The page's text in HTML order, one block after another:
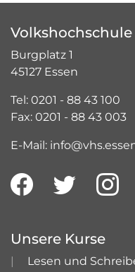
Volkshochschule
Burgplatz 1
45127 Essen
Tel: 0201 - 88 43 100
Fax: 0201 - 88 43 003
E-Mail:
Unsere Kurse
Lesen und